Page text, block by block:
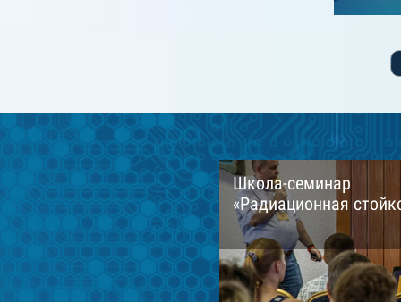
Школа-семинар
«Радиационная